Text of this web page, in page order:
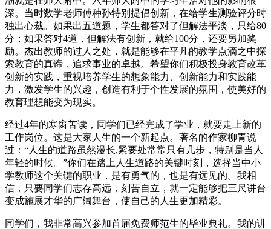
深。当时数学老师傅种孙特别提倡创新，在给学生测验评分时
独出心裁。如果出五道题，学生都答对了但解法平淡，只给80
分；如果答对4道，但解法有创新，就给100分，还要另加奖
励。杰出教师的过人之处，就是能够在平凡的教学点滴之中探
索教育的真谛，追求事业的卓越。希望你们积极投身教育改革
创新的实践，重视培养学生的想象能力、创新能力和实践能
力，激发学生的兴趣，创造有利于个性发展的氛围，使美好的
教育理想能变为现实。
经过4年的寒窗苦读，同学们已经完成了学业，就要走上新的
工作岗位。这是大家人生的一个新起点。著名的作家柳青说
过：“人生的道路虽然漫长,紧要处常常只有几步，特别是当人
年轻的时候。”你们在踏上人生道路的关键时刻，选择当中小
学教师这个关键的职业，是有勇气的，也是有远见的。我相
信，只要同学们志存高远，刻苦自立，就一定能够把三尺讲台
变成施展才华的广阔舞台，使自己的人生更加精彩。
同学们，我非常高兴参加首届免费师范生的毕业典礼。我的讲